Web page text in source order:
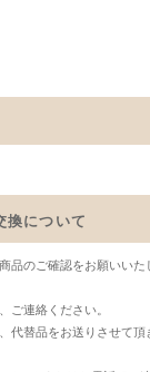
換について
品のご確認をお願いいた
ご連絡ください。
代替品をお送りさせて頂